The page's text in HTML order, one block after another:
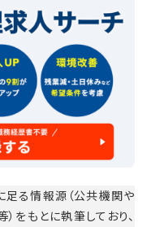
る情報源（公共機関や
をもとに執筆しており、